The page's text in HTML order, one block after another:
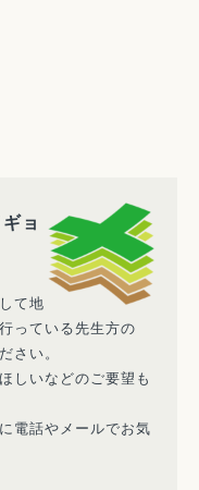
ョ
て地
っている先生方の
さい。
しいなどのご要望も
電話やメールでお気